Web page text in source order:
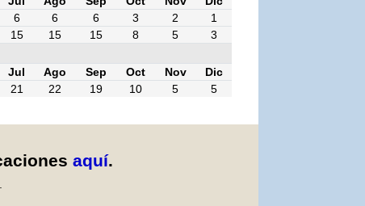
6 6 6 3 2
1
15 15 15 8 5
3
Jul Ago Sep Oct Nov
Dic
21 22 19 10 5 5
aquí.